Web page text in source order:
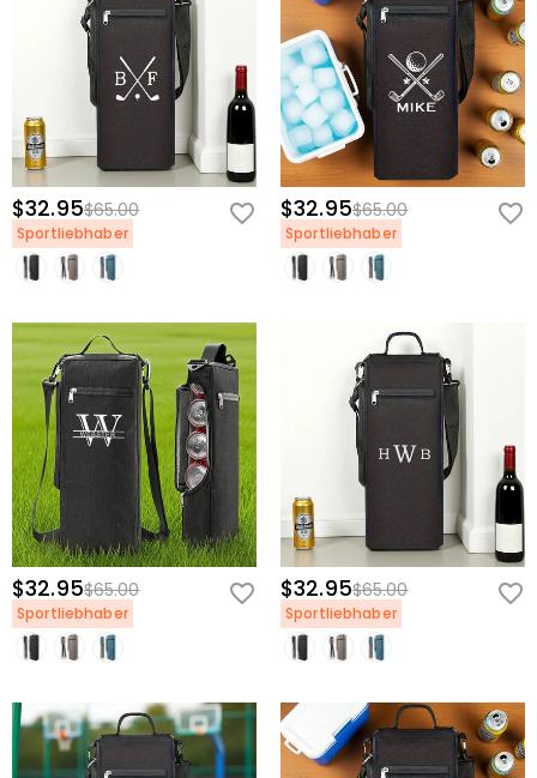
$32.95$65.00
Sportliebhaber
$32.95$65.00
Sportliebhaber
$32.95$65.00
Sportliebhaber
$32.95$65.00
Sportliebhaber